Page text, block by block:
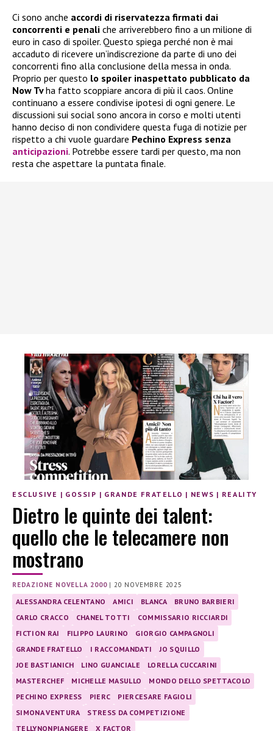
Ci sono anche accordi di riservatezza firmati dai
concorrenti e penali che arriverebbero fino a un milione di
euro in caso di spoiler. Questo spiega perché non è mai
accaduto di ricevere un’indiscrezione da parte di uno dei
concorrenti fino alla conclusione della messa in onda.
Proprio per questo lo spoiler inaspettato pubblicato da
Now Tvha fatto scoppiare ancora di più il caos. Online
continuano a essere condivise ipotesi di ogni genere. Le
discussioni sui social sono ancora in corso e molti utenti
hanno deciso di non condividere questa fuga di notizie per
rispetto a chi vuole guardare Pechino Express senza
anticipazioni. Potrebbe essere tardi per questo, ma non
resta che aspettare la puntata finale.
ESCLUSIVE | GOSSIP | GRANDE FRATELLO | NEWS | REALITY
Dietro le quinte dei talent:
quello che le telecamere non
mostrano
REDAZIONE NOVELLA 2000|20 NOVEMBRE 2025
ALESSANDRA CELENTANO AMICI BLANCA
BRUNO BARBIERI
CARLO CRACCO
CHANEL TOTTI
COMMISSARIO RICCIARDI
FICTION RAI
FILIPPO LAURINO
GIORGIO CAMPAGNOLI
GRANDE FRATELLO
I RACCOMANDATI
JO SQUILLO
JOE BASTIANICH
LINO GUANCIALE
LORELLA CUCCARINI
MASTERCHEF
MICHELLE MASULLO
MONDO DELLO SPETTACOLO
PECHINO EXPRESS
PIERC
PIERCESARE FAGIOLI
SIMONA VENTURA
STRESS DA COMPETIZIONE
TELLYNONPIANGERE
X FACTOR